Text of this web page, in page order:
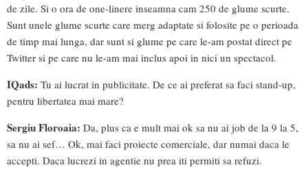
de zile. Si o ora de one-linere inseamna cam 250 de glume scurte.
Sunt unele glume scurte care merg adaptate si folosite pe o perioada
de timp mai lunga, dar sunt si glume pe care le-am postat direct pe
Twitter si pe care nu le-am mai inclus apoi in nici un spectacol.
IQads: Tu ai lucrat in publicitate. De ce ai preferat sa faci stand-up,
pentru libertatea mai mare?
Sergiu Floroaia: Da, plus ca e mult mai ok sa nu ai job de la 9 la 5,
sa nu ai sef… Ok, mai faci proiecte comerciale, dar numai daca le
accepti. Daca lucrezi in agentie nu prea iti permiti sa refuzi.